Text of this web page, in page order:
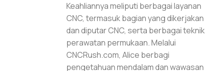
Keahliannya meliputi berbagai layanan
CNC, termasuk bagian yang dikerjakan
dan diputar CNC, serta berbagai teknik
perawatan permukaan. Melalui
CNCRush.com, Alice berbagi
pengetahuan mendalam dan wawasan